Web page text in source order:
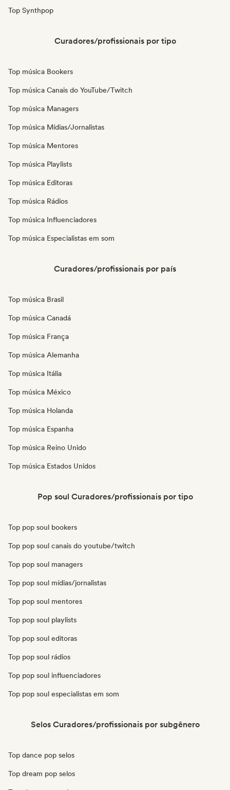
Top Synthpop
Curadores/profissionais por tipo
Top música Bookers
Top música Canais do YouTube/Twitch
Top música Managers
Top música Mídias/Jornalistas
Top música Mentores
Top música Playlists
Top música Editoras
Top música Rádios
Top música Influenciadores
Top música Especialistas em som
Curadores/profissionais por país
Top música Brasil
Top música Canadá
Top música França
Top música Alemanha
Top música Itália
Top música México
Top música Holanda
Top música Espanha
Top música Reino Unido
Top música Estados Unidos
Pop soul Curadores/profissionais por tipo
Top pop soul bookers
Top pop soul canais do youtube/twitch
Top pop soul managers
Top pop soul mídias/jornalistas
Top pop soul mentores
Top pop soul playlists
Top pop soul editoras
Top pop soul rádios
Top pop soul influenciadores
Top pop soul especialistas em som
Selos Curadores/profissionais por subgênero
Top dance pop selos
Top dream pop selos